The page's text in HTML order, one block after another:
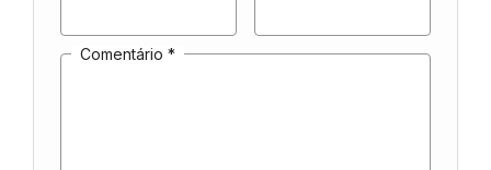
Comentário *